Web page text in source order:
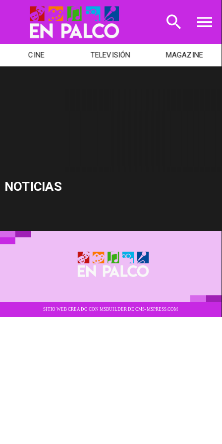
CINE TELEVISIÓN MAGAZINE
NOTICIAS
SITIO WEB CREADO CON MSBUILDER DE CMS-MSPRESS.COM